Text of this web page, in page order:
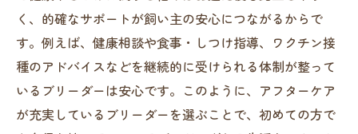
く、的確なサポートが飼い主の安心につながるからで
す。例えば、健康相談や食事・しつけ指導、ワクチン接
種のアドバイスなどを継続的に受けられる体制が整って
いるブリーダーは安心です。このように、アフターケア
が充実しているブリーダーを選ぶことで、初めての方で